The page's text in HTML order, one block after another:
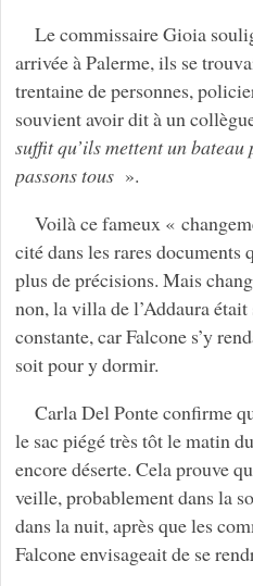
Le commissaire Gioia
arrivée à Palerme, ils se
trentaine de personnes,
souvient avoir dit à un
suffit qu’ils mettent un bateau
passons tous ».
Voilà ce fameux «
cité dans les rares documents
plus de précisions. Mais
non, la villa de l’Addaura
constante, car Falcone s’y
soit pour y dormir.
Carla Del Ponte confirme
le sac piégé très tôt le matin
encore déserte. Cela prouve
veille, probablement dans la
dans la nuit, après que les
Falcone envisageait de se